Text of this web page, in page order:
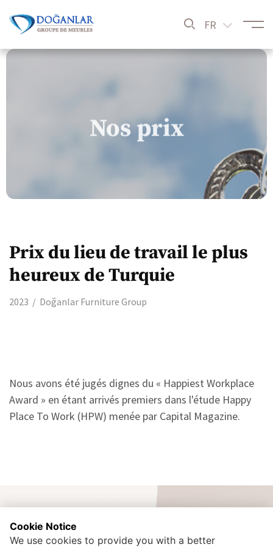
FR
Nos prix
Prix du lieu de travail le plus
heureux de Turquie
2023 Doğanlar Furniture Group
Nous avons été jugés dignes du « Happiest Workplace
Award » en étant arrivés premiers dans l'étude Happy
Place To Work (HPW) menée par Capital Magazine.
Cookie Notice
We use cookies to provide you with a better